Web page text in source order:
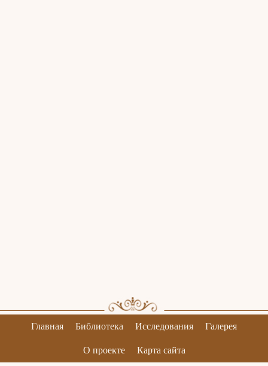
Главная Библиотека Исследования Галерея
О проекте Карта сайта